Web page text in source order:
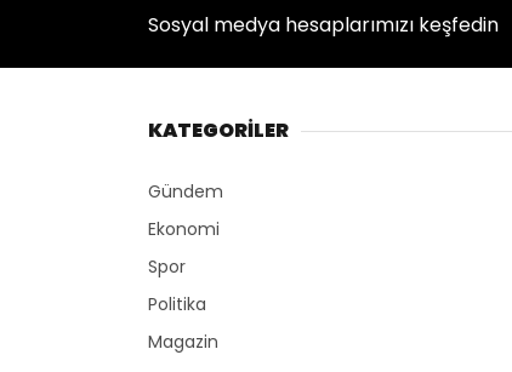
Sosyal medya hesaplarımızı keşfedin
KATEGORİLER
Gündem
Ekonomi
Spor
Politika
Magazin